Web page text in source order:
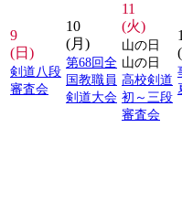
9
(日)
剣道八段
審査会
10
(月)
第68回全
国教職員
剣道大会
11
(火)
山の日
山の日
高校剣道
初～三段
審査会